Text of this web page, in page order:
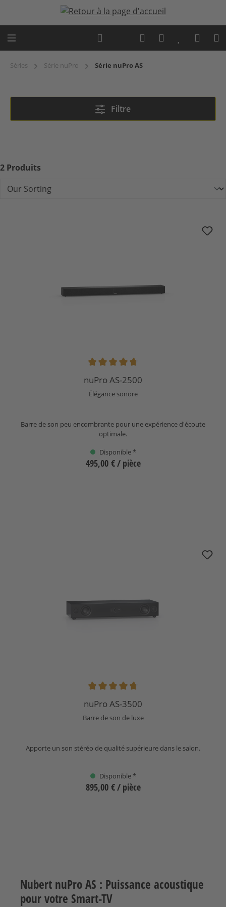
Passer au contenu principal
Expert advice
Séries Série nuPro Série nuPro AS
Filtre
2 Produits
Note moyenne de 4.86 sur 5 étoiles
nuPro AS-2500
Élégance sonore
Barre de son peu encombrante pour une expérience d'écoute
optimale.
Disponible *
495,00 €/ pièce
Note moyenne de 4.8 sur 5 étoiles
nuPro AS-3500
Barre de son de luxe
Apporte un son stéréo de qualité supérieure dans le salon.
Disponible *
895,00 €/ pièce
Nubert nuPro AS : Puissance acoustique
pour votre Smart-TV